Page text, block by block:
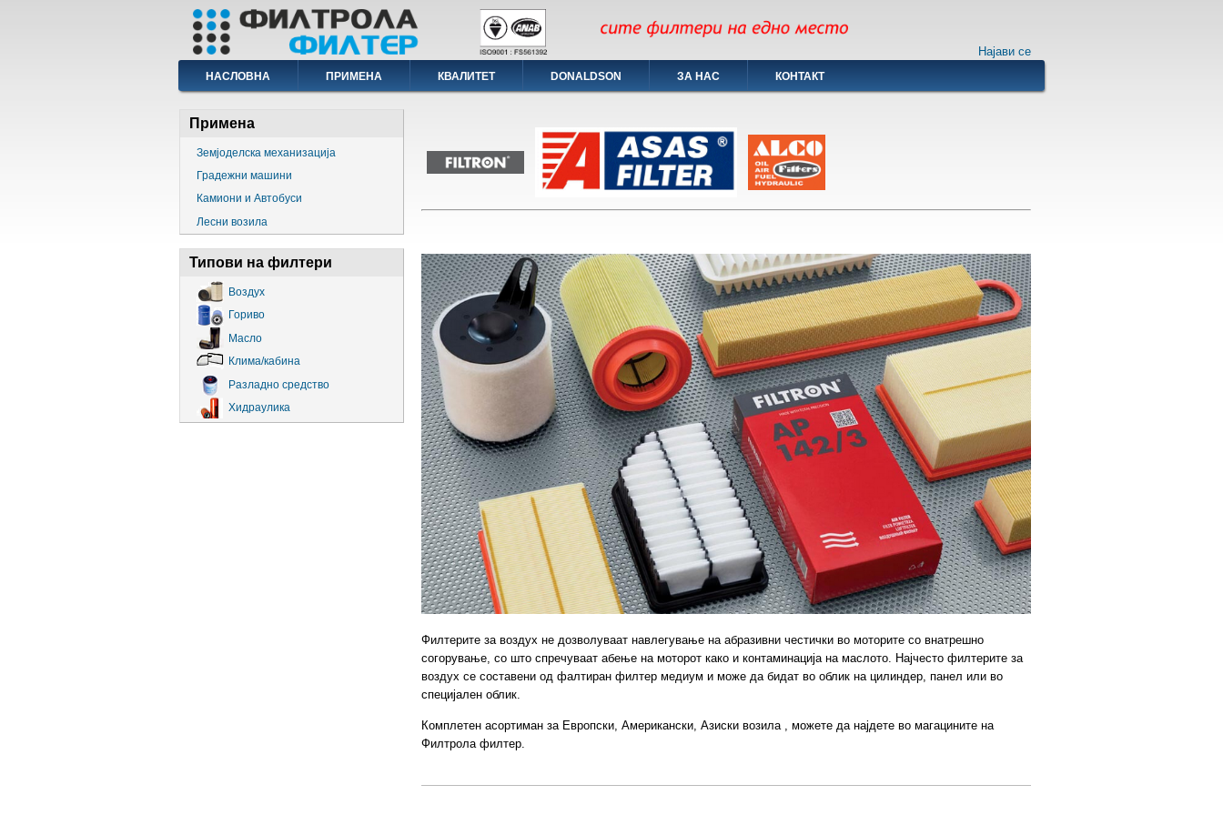
Најави се
Main
navigation
НАСЛОВНА ПРИМЕНА КВАЛИТЕТ DONALDSON ЗА НАС КОНТАКТ
Филтерите за воздух не дозволуваат навлегување на абразивни честички во моторите со внатрешно
согорување, со што спречуваат абење на моторот како и контаминација на маслото. Најчесто филтерите за
воздух се составени од фалтиран филтер медиум и може да бидат во облик на цилиндер, панел или во
специјален облик.
Комплетен асортиман за Европски, Американски, Азиски возила , можете да најдете во магацините на
Филтрола филтер.
Примена
Земјоделска механизација
Градежни машини
Камиони и Автобуси
Лесни возила
Типови на филтери
Воздух
Гориво
Масло
Клима/кабина
Разладно средство
Хидраулика